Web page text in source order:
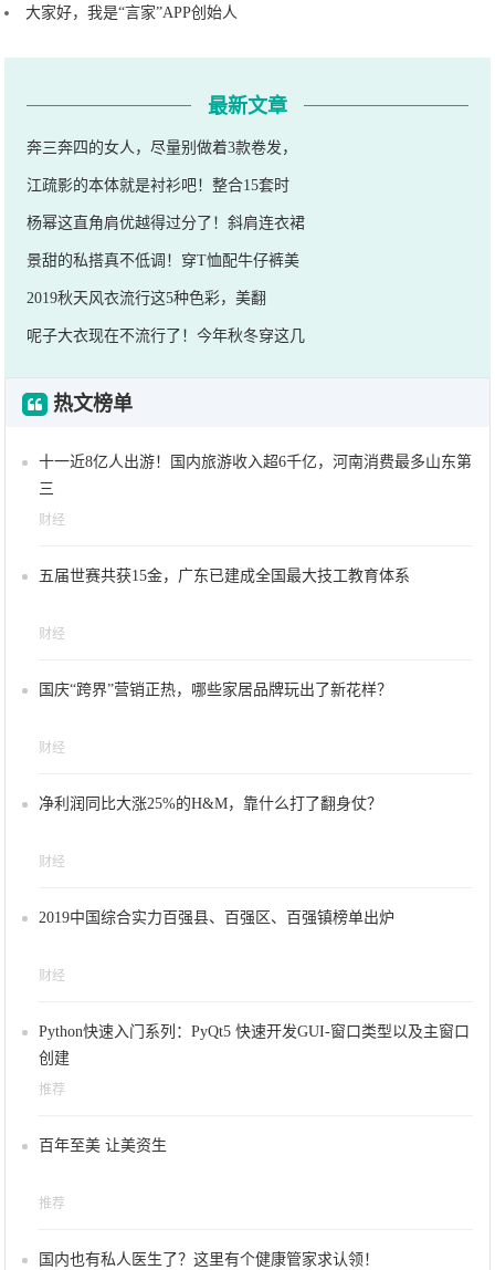
大家好，我是“言家”APP创始人
最新文章
奔三奔四的女人，尽量别做着3款卷发，
江疏影的本体就是衬衫吧！整合15套时
杨幂这直角肩优越得过分了！斜肩连衣裙
景甜的私搭真不低调！穿T恤配牛仔裤美
2019秋天风衣流行这5种色彩，美翻
呢子大衣现在不流行了！今年秋冬穿这几
热文榜单
十一近8亿人出游！国内旅游收入超6千亿，河南消费最多山东第
三
财经
五届世赛共获15金，广东已建成全国最大技工教育体系
财经
国庆“跨界”营销正热，哪些家居品牌玩出了新花样？
财经
净利润同比大涨25%的H&M，靠什么打了翻身仗？
财经
2019中国综合实力百强县、百强区、百强镇榜单出炉
财经
Python快速入门系列：PyQt5 快速开发GUI-窗口类型以及主窗口
创建
推荐
百年至美 让美资生
推荐
国内也有私人医生了？这里有个健康管家求认领！